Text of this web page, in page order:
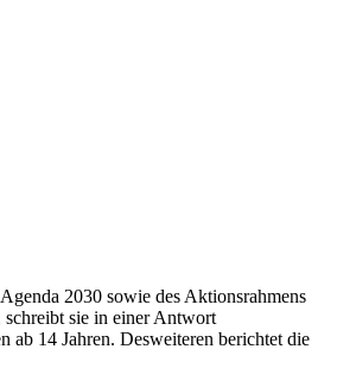
2030 sowie des Aktionsrahmens
schreibt sie in einer Antwort
ab 14 Jahren. Desweiteren berichtet die